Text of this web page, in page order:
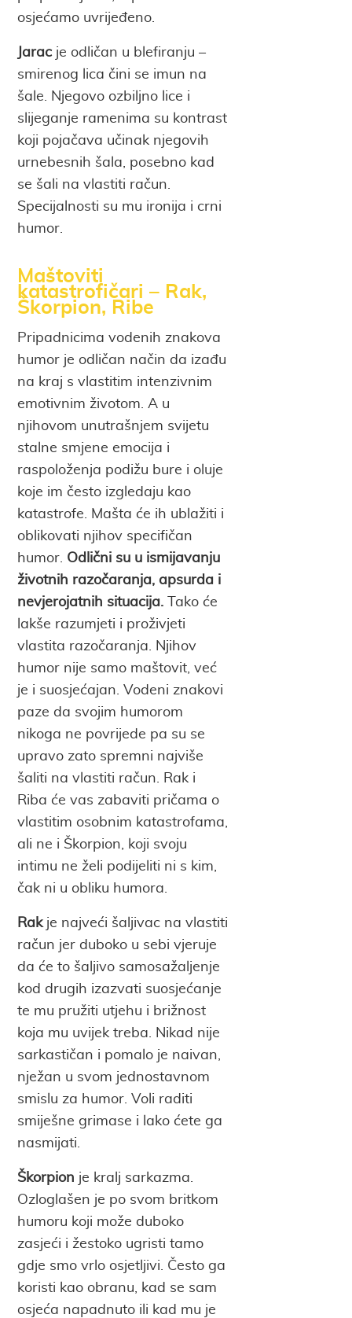
osjećamo uvrijeđeno.
Jaracje odličan u blefiranju –
smirenog lica čini se imun na
šale. Njegovo ozbiljno lice i
slijeganje ramenima su kontrast
koji pojačava učinak njegovih
urnebesnih šala, posebno kad
se šali na vlastiti račun.
Specijalnosti su mu ironija i crni
humor.
Maštoviti
katastrofičari – Rak,
Škorpion, Ribe
Pripadnicima vodenih znakova
humor je odličan način da izađu
na kraj s vlastitim intenzivnim
emotivnim životom. A u
njihovom unutrašnjem svijetu
stalne smjene emocija i
raspoloženja podižu bure i oluje
koje im često izgledaju kao
katastrofe. Mašta će ih ublažiti i
oblikovati njihov specifičan
humor. Odlični su u ismijavanju
životnih razočaranja, apsurda i
nevjerojatnih situacija. Tako će
lakše razumjeti i proživjeti
vlastita razočaranja. Njihov
humor nije samo maštovit, već
je i suosjećajan. Vodeni znakovi
paze da svojim humorom
nikoga ne povrijede pa su se
upravo zato spremni najviše
šaliti na vlastiti račun. Rak i
Riba će vas zabaviti pričama o
vlastitim osobnim katastrofama,
ali ne i Škorpion, koji svoju
intimu ne želi podijeliti ni s kim,
čak ni u obliku humora.
Rakje najveći šaljivac na vlastiti
račun jer duboko u sebi vjeruje
da će to šaljivo samosažaljenje
kod drugih izazvati suosjećanje
te mu pružiti utjehu i brižnost
koja mu uvijek treba. Nikad nije
sarkastičan i pomalo je naivan,
nježan u svom jednostavnom
smislu za humor. Voli raditi
smiješne grimase i lako ćete ga
nasmijati.
Škorpion je kralj sarkazma.
Ozloglašen je po svom britkom
humoru koji može duboko
zasjeći i žestoko ugristi tamo
gdje smo vrlo osjetljivi. Često ga
koristi kao obranu, kad se sam
osjeća napadnuto ili kad mu je